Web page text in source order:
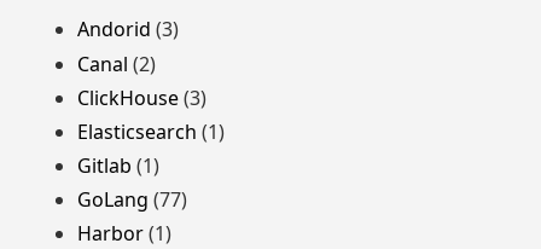
Andorid (3)
Canal (2)
ClickHouse(3)
Elasticsearch (1)
Gitlab (1)
GoLang (77)
Harbor(1)